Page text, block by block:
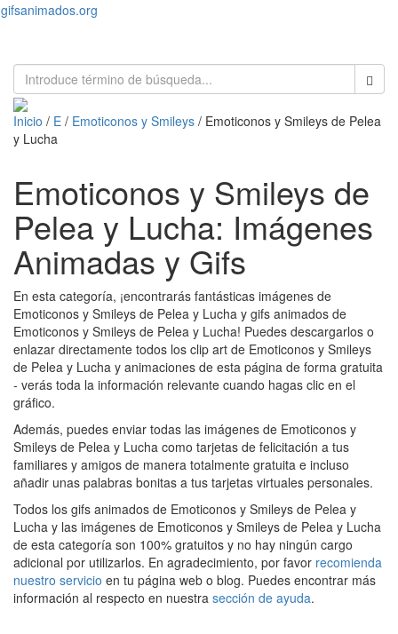
gifsanimados.org
Inicio / E / Emoticonos y Smileys / Emoticonos y Smileys de Pelea
y Lucha
Emoticonos y Smileys de
Pelea y Lucha: Imágenes
Animadas y Gifs
En esta categoría, ¡encontrarás fantásticas imágenes de
Emoticonos y Smileys de Pelea y Lucha y gifs animados de
Emoticonos y Smileys de Pelea y Lucha! Puedes descargarlos o
enlazar directamente todos los clip art de Emoticonos y Smileys
de Pelea y Lucha y animaciones de esta página de forma gratuita
- verás toda la información relevante cuando hagas clic en el
gráfico.
Además, puedes enviar todas las imágenes de Emoticonos y
Smileys de Pelea y Lucha como tarjetas de felicitación a tus
familiares y amigos de manera totalmente gratuita e incluso
añadir unas palabras bonitas a tus tarjetas virtuales personales.
Todos los gifs animados de Emoticonos y Smileys de Pelea y
Lucha y las imágenes de Emoticonos y Smileys de Pelea y Lucha
de esta categoría son 100% gratuitos y no hay ningún cargo
adicional por utilizarlos. En agradecimiento, por favor recomienda
nuestro servicio en tu página web o blog. Puedes encontrar más
información al respecto en nuestra sección de ayuda.